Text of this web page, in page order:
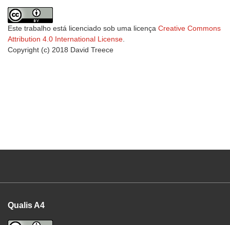
Este trabalho está licenciado sob uma licença Creative Commons
Attribution 4.0 International License.
Copyright (c) 2018 David Treece
Qualis A4